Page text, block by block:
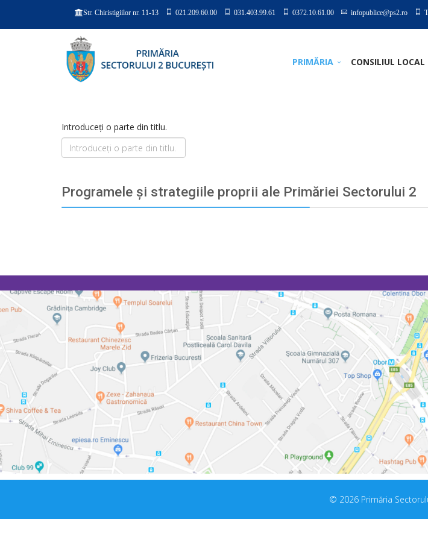
Str. Chiristigiilor nr. 11-13 021.209.60.00 031.403.99.61 0372.10.61.00 infopublice@ps2.ro
PRIMĂRIA CONSILIUL LOCAL
Introduceți o parte din titlu.
Programele şi strategiile proprii ale Primăriei Sectorului 2
© 2026 Primăria